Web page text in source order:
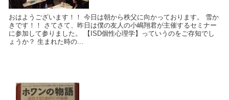
おはようございます！！ 今日は朝から秩父に向かっております。 雪か
きです！！ さてさて、昨日は僕の友人の小嶋翔君が主催するセミナー
に参加して参りました。 【ISD個性心理学】っていうのをご存知でし
ょうか？ 生まれた時の...